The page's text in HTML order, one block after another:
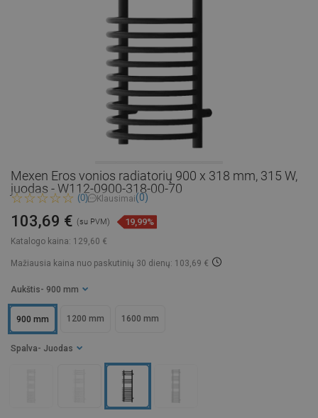
Mexen Eros vonios radiatorių 900 x 318 mm, 315 W,
juodas - W112-0900-318-00-70
(0) Klausimai(0)
Katalogo kaina: 129,60 €
103,69 € (su PVM) 19,99%
Mažiausia kaina nuo paskutinių 30 dienų: 103,69 €
Aukštis - 900 mm
900 mm 1200 mm 1600 mm
Spalva - Juodas